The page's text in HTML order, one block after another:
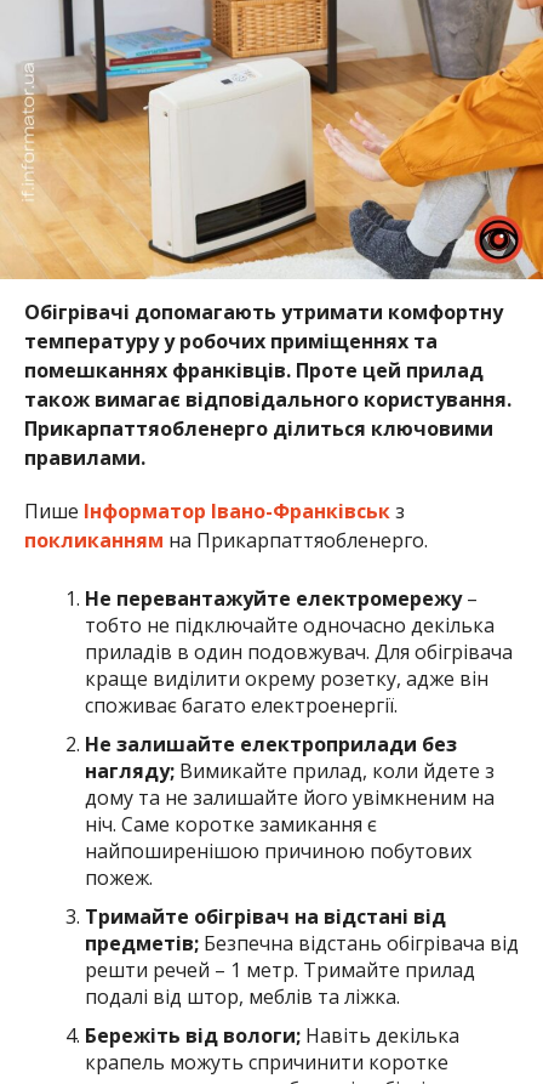
Обігрівачі допомагають утримати комфортну
температуру у робочих приміщеннях та
помешканнях франківців. Проте цей прилад
також вимагає відповідального користування.
Прикарпаттяобленерго ділиться ключовими
правилами.
Пише Інформатор Івано-Франківськз
покликанням на Прикарпаттяобленерго.
Не перевантажуйте електромережу–
тобто не підключайте одночасно декілька
приладів в один подовжувач. Для обігрівача
краще виділити окрему розетку, адже він
споживає багато електроенергії.
Не залишайте електроприлади без
нагляду;Вимикайте прилад, коли йдете з
дому та не залишайте його увімкненим на
ніч. Саме коротке замикання є
найпоширенішою причиною побутових
пожеж.
Тримайте обігрівач на відстані від
предметів; Безпечна відстань обігрівача від
решти речей – 1 метр. Тримайте прилад
подалі від штор, меблів та ліжка.
Бережіть від вологи; Навіть декілька
крапель можуть спричинити коротке